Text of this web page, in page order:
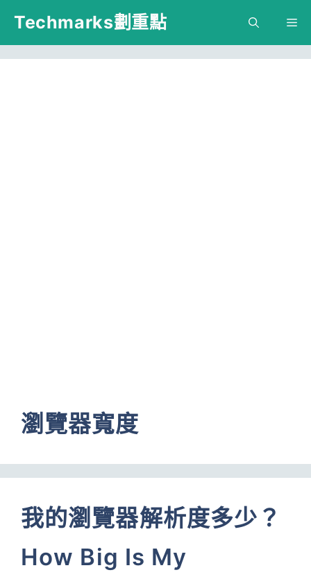
跳
主
Techmarks劃重點
瀏覽器寬度
我的瀏覽器解析度多少？
How Big Is My